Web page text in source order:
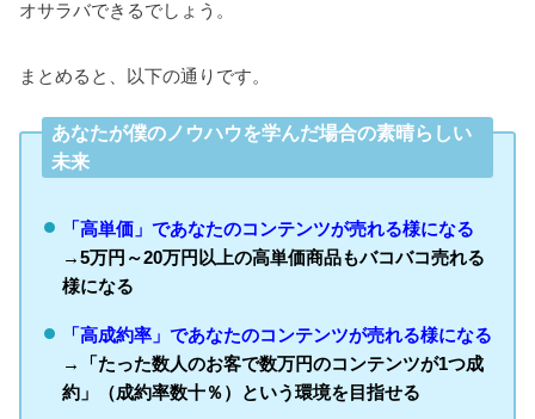
オサラバできるでしょう。
まとめると、以下の通りです。
あなたが僕のノウハウを学んだ場合の素晴らしい
未来
「高単価」であなたのコンテンツが売れる様になる
→5万円～20万円以上の高単価商品もバコバコ売れる
様になる
「高成約率」であなたのコンテンツが売れる様になる
→「たった数人のお客で数万円のコンテンツが1つ成
約」（成約率数十％）という環境を目指せる